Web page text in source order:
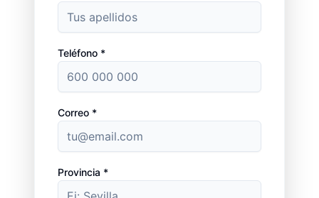
Teléfono *
Correo *
Provincia *